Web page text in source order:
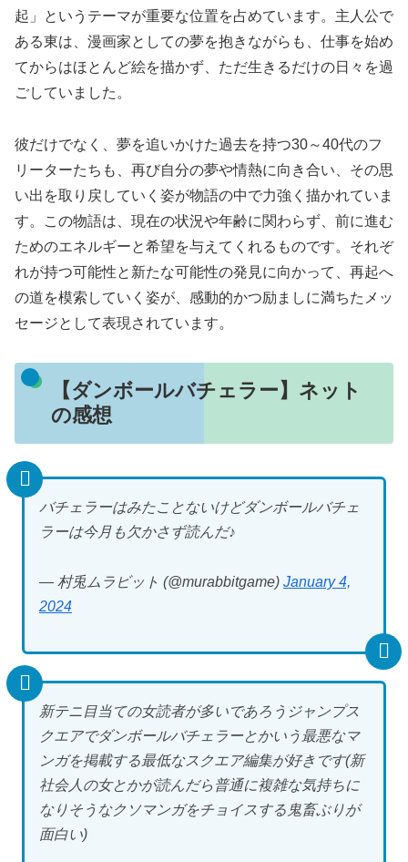
起」というテーマが重要な位置を占めています。主人公で
ある東は、漫画家としての夢を抱きながらも、仕事を始め
てからはほとんど絵を描かず、ただ生きるだけの日々を過
ごしていました。
彼だけでなく、夢を追いかけた過去を持つ30～40代のフ
リーターたちも、再び自分の夢や情熱に向き合い、その思
い出を取り戻していく姿が物語の中で力強く描かれていま
す。この物語は、現在の状況や年齢に関わらず、前に進む
ためのエネルギーと希望を与えてくれるものです。それぞ
れが持つ可能性と新たな可能性の発見に向かって、再起へ
の道を模索していく姿が、感動的かつ励ましに満ちたメッ
セージとして表現されています。
【ダンボールバチェラー】ネット
の感想
バチェラーはみたことないけどダンボールバチェ
ラーは今月も欠かさず読んだ♪
— 村兎ムラビット (@murabbitgame) January 4,
2024
新テニ目当ての女読者が多いであろうジャンプス
クエアでダンボールバチェラーとかいう最悪なマ
ンガを掲載する最低なスクエア編集が好きです(新
社会人の女とかが読んだら普通に複雑な気持ちに
なりそうなクソマンガをチョイスする鬼畜ぶりが
面白い)